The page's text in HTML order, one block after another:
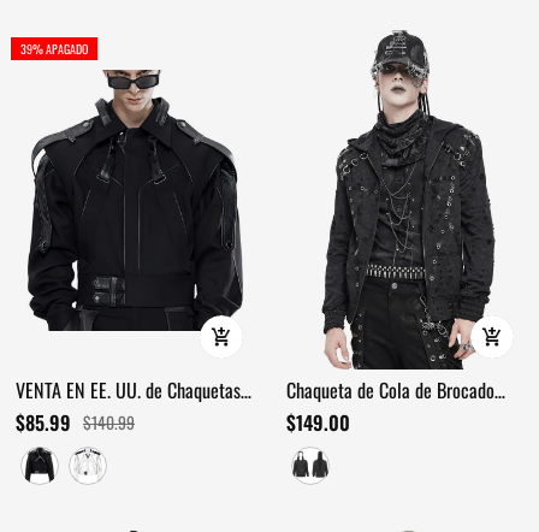
39% APAGADO
VENTA EN EE. UU. de Chaquetas
de Cuero Cortas de Moda para
Hombres / Ropa de Lujo de Manga
Larga
$85.99 $140.99
Chaqueta de Cola de Brocado
Gótico Victoriano con Ribete de
Terciopelo Rojo Vino
$149.00